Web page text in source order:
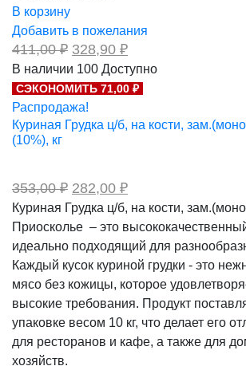
В корзину
Добавить в пожелания
411,00₽ Первоначальная
цена
составляла
411,00 ₽.
328,90 ₽Текущая
328,90 ₽.
В наличии 100 Доступно
СЭКОНОМИТЬ 71,00 ₽
Распродажа!
Куриная Грудка ц/б, на кости,
(10%), кг
353,00₽ Первоначальная
цена
составляла
353,00 ₽.
282,00 ₽Текущая
282,00 ₽.
Куриная Грудка ц/б, на кости,
Приосколье – это
идеально подходящий для
Каждый кусок куриной грудки - это
мясо без кожицы, которое
высокие требования. Продукт
упаковке весом 10 кг, что делает его
для ресторанов и кафе, а также для
хозяйств.